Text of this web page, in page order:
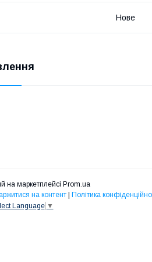
Нове
на маркетплейсі Prom.ua
на контент | Політика
Language ▼